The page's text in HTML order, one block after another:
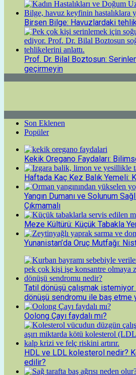
Birsen Bilge: Havuzlardaki
Prof. Dr. Bilal Boztosun:
geçirmeyin
Son Eklenen
Popüler
Kekik Oregano Faydaları:
Haftada Kaç Kez Balık Yemeli:
Yangın Dumanı ve Solunum
Çıkmamalı
Meze Kültürü: Küçük Tabakla
Yunanistan’da Oruç Mutfağı:
Tatil dönüşü çalışmak
dönüşü sendromu ile baş etme
Oolong Çayı faydalı mı?
HDL ve LDL kolesterol nedir?
edilir?